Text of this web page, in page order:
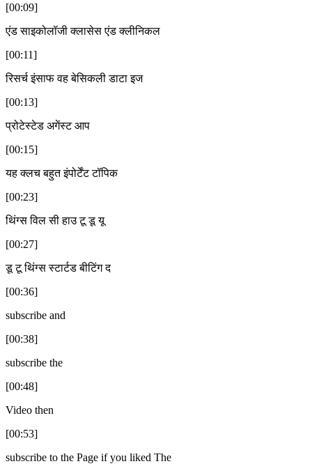
[00:09]
एंड साइकोलॉजी क्लासेस एंड क्लीनिकल
[00:11]
रिसर्च इंसाफ वह बेसिकली डाटा इज
[00:13]
प्रोटेस्टेड अगेंस्ट आप
[00:15]
यह क्लच बहुत इंपोर्टेंट टॉपिक
[00:23]
थिंग्स विल सी हाउ टू डू यू
[00:27]
डू टू थिंग्स स्टार्टड बीटिंग द
[00:36]
subscribe and
[00:38]
subscribe the
[00:48]
Video then
[00:53]
subscribe to the Page if you liked The